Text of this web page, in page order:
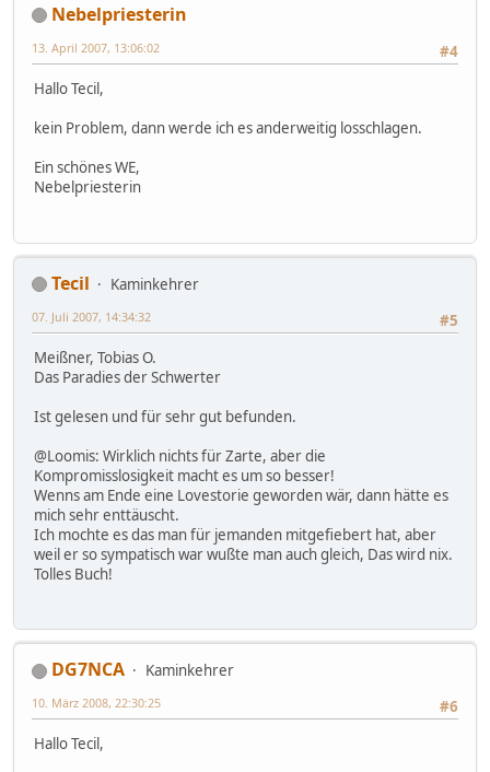
Nebelpriesterin
#4
13. April 2007, 13:06:02
Hallo Tecil,
kein Problem, dann werde ich es anderweitig losschlagen.
Ein schönes WE,
Nebelpriesterin
Tecil
Kaminkehrer
#5
07. Juli 2007, 14:34:32
Meißner, Tobias O.
Das Paradies der Schwerter
Ist gelesen und für sehr gut befunden.
@Loomis: Wirklich nichts für Zarte, aber die
Kompromisslosigkeit macht es um so besser!
Wenns am Ende eine Lovestorie geworden wär, dann hätte es
mich sehr enttäuscht.
Ich mochte es das man für jemanden mitgefiebert hat, aber
weil er so sympatisch war wußte man auch gleich, Das wird nix.
Tolles Buch!
DG7NCA
Kaminkehrer
#6
10. März 2008, 22:30:25
Hallo Tecil,